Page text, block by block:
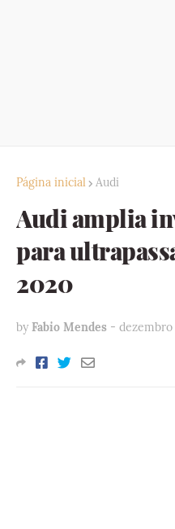
Página inicial Audi
Audi amplia
para
2020
by Fabio Mendes - dezembro